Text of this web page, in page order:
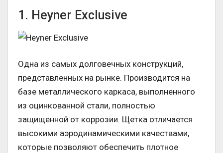
1. Heyner Exclusive
Одна из самых долговечных конструкций,
представленных на рынке. Производится на
базе металлического каркаса, выполненного
из оцинкованной стали, полностью
защищенной от коррозии. Щетка отличается
высокими аэродинамическими качествами,
которые позволяют обеспечить плотное